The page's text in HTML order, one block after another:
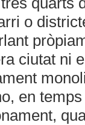
o
ciutat ni
en